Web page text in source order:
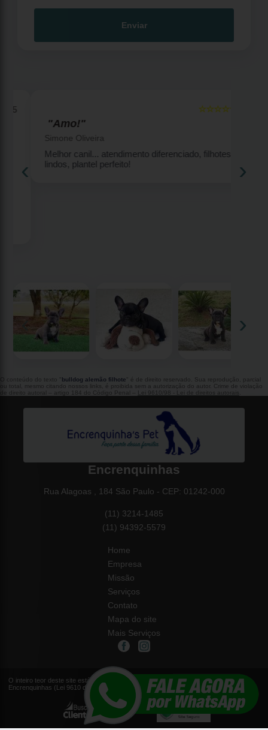
Enviar
5
☆☆☆☆☆
"Amo!"
Simone Oliveira
Melhor canil... atendimento diferenciado, filhotes
lindos, plantel perfeito!
‹ ›
‹ ›
O conteúdo do texto " bulldog alemão filhote " é de direito reservado. Sua reprodução, parcial
ou total, mesmo citando nossos links, é proibida sem a autorização do autor. Crime de violação
de direito autoral – artigo 184 do Código Penal –
Lei 9610/98 - Lei de direitos autorais
Encrenquinhas
Rua Alagoas , 184 São Paulo - CEP: 01242-000
(11) 3214-1485
(11) 94392-5579
Home
Empresa
Missão
Serviços
Contato
Mapa do site
Mais Serviços
O inteiro teor deste site está sujeito à proteção de direitos autorais. Copyright©
Encrenquinhas (Lei 9610 de 19/02/1998)